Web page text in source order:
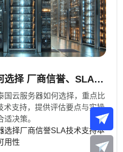
选择 厂商信誉、SLA与
国云服务器如何选择，重点比
术支持，提供评估要点与实操
决策。
选择厂商信誉SLA技术支持本
用性